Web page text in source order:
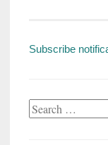
Subscribe
Search